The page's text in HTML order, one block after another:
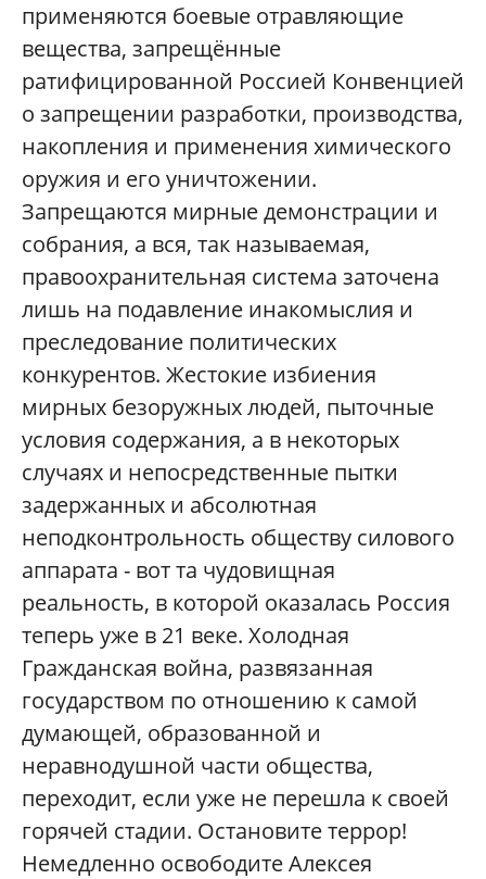
применяются боевые отравляющие
вещества, запрещённые
ратифицированной Россией Конвенцией
о запрещении разработки, производства,
накопления и применения химического
оружия и его уничтожении.
Запрещаются мирные демонстрации и
собрания, а вся, так называемая,
правоохранительная система заточена
лишь на подавление инакомыслия и
преследование политических
конкурентов. Жестокие избиения
мирных безоружных людей, пыточные
условия содержания, а в некоторых
случаях и непосредственные пытки
задержанных и абсолютная
неподконтрольность обществу силового
аппарата - вот та чудовищная
реальность, в которой оказалась Россия
теперь уже в 21 веке. Холодная
Гражданская война, развязанная
государством по отношению к самой
думающей, образованной и
неравнодушной части общества,
переходит, если уже не перешла к своей
горячей стадии. Остановите террор!
Немедленно освободите Алексея